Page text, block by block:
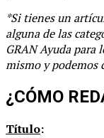
*Si tienes un
alguna de las
GRAN Ayuda para
mismo y podemos
¿CÓMO
Título: